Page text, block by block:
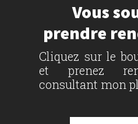
Vous
prendre
Cliquez sur le
et prenez
consultant mon